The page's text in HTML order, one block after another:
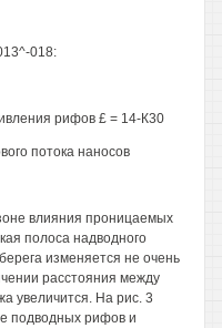
018:
рифов £ = 14-К30
потока наносов
влияния проницаемых
полоса надводного
изменяется не очень
расстояния между
увеличится. На рис. 3
подводных рифов и